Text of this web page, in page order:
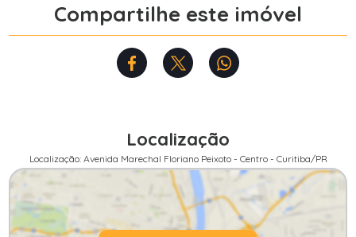
Compartilhe este imóvel
Localização
Localização: Avenida Marechal Floriano Peixoto - Centro - Curitiba/PR